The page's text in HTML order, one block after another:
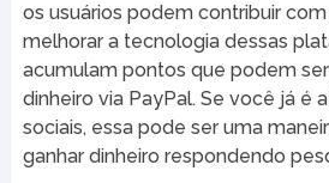
os usuários podem contribuir
melhorar a tecnologia dessas
acumulam pontos que podem
dinheiro via PayPal. Se você já é
sociais, essa pode ser uma
ganhar dinheiro respondendo